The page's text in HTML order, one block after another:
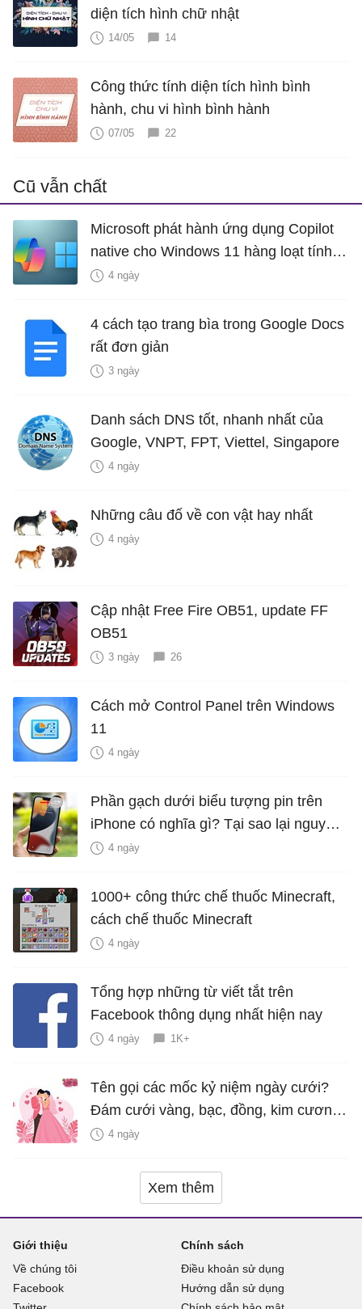
diện tích hình chữ nhật
14/05 14
Công thức tính diện tích hình bình
hành, chu vi hình bình hành
07/05 22
Cũ vẫn chất
Microsoft phát hành ứng dụng Copilot
native cho Windows 11 hàng loạt tính
năng mới Hữu Ích
4 ngày
4 cách tạo trang bìa trong Google Docs
rất đơn giản
3 ngày
Danh sách DNS tốt, nhanh nhất của
Google, VNPT, FPT, Viettel, Singapore
4 ngày
Những câu đố về con vật hay nhất
4 ngày
Cập nhật Free Fire OB51, update FF
OB51
3 ngày 26
Cách mở Control Panel trên Windows
11
4 ngày
Phần gạch dưới biểu tượng pin trên
iPhone có nghĩa gì? Tại sao lại nguy
hiểm?
4 ngày
1000+ công thức chế thuốc Minecraft,
cách chế thuốc Minecraft
4 ngày
Tổng hợp những từ viết tắt trên
Facebook thông dụng nhất hiện nay
4 ngày 1K+
Tên gọi các mốc kỷ niệm ngày cưới?
Đám cưới vàng, bạc, đồng, kim cương
là bao nhiêu năm?
4 ngày
Xem thêm
Giới thiệu
Về chúng tôi
Facebook
Chính sách
Điều khoản sử dụng
Hướng dẫn sử dụng